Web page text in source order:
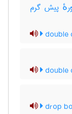
پیش گرم
double
double
drop